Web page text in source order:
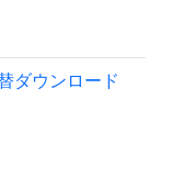
ダウンロード